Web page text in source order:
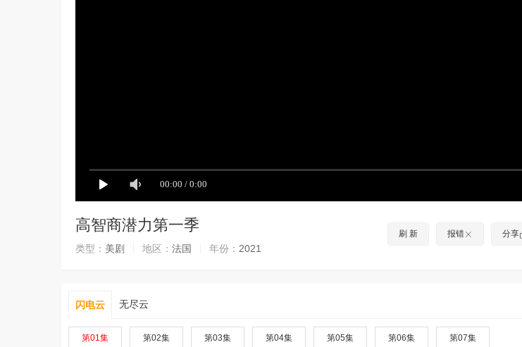
刷 新 报错 分享
高智商潜力第一季
类型： 美剧 地区： 法国 年份： 2021
闪电云 无尽云
第01集 第02集 第03集 第04集 第05集 第06集 第07集